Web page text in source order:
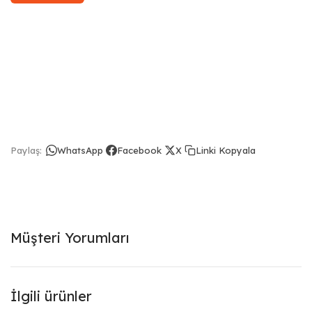
Paylaş: WhatsApp Facebook X Linki Kopyala
Müşteri Yorumları
İlgili ürünler